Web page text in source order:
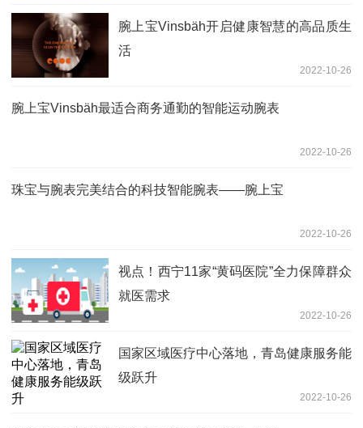
腕上宝Vinsbäh开启健康智慧的高品质生
活
2022-10-26
腕上宝Vinsbäh最适合商务通勤的智能运动腕表
2022-10-26
珠宝与腕表完美结合的科技智能腕表——腕上宝
2022-10-26
视点！西宁11家“黄码医院”全力保障群众
就医需求
2022-10-26
国家区域医疗中心落地，青岛健康服务能
级跃升
2022-10-26